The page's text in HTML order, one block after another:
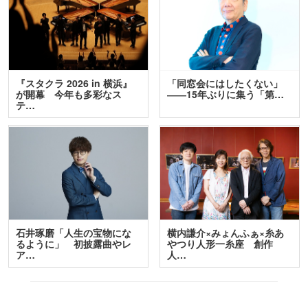
『スタクラ 2026 in 横浜』
が開幕 今年も多彩なス
テ…
「同窓会にはしたくない」
――15年ぶりに集う「第…
石井琢磨「人生の宝物にな
るように」 初披露曲やレ
ア…
横内謙介×みょんふぁ×糸あ
やつり人形一糸座 創作
人…